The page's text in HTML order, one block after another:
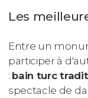
Les
Entre un
participer à
: bain turc
spectacle de